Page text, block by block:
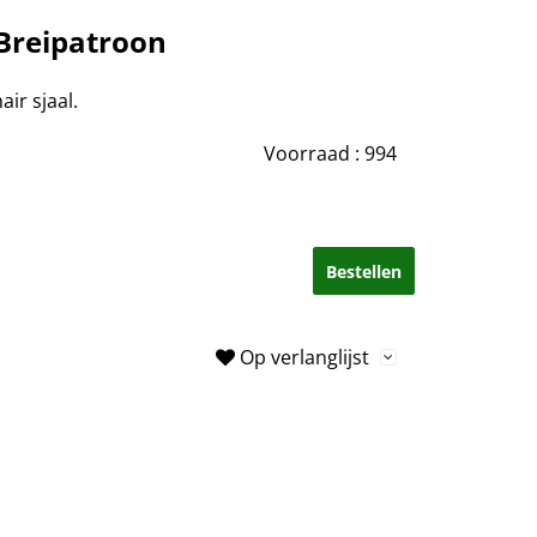
sjaal.
Voorraad : 994
Bestellen
Op verlanglijst